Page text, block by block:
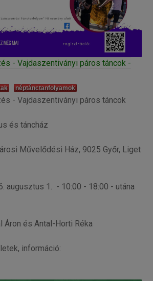
- Vajdaszentiványi páros táncok -
néptánctanfolyamok
- Vajdaszentiványi páros táncok
és táncház
Művelődési Ház, 9025 Győr, Liget
augusztus 1. - 10:00 - 18:00 - utána
Áron és Antal-Horti Réka
információ: